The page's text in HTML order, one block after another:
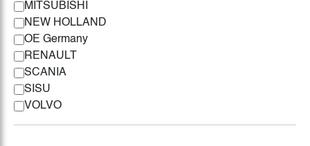
MITSUBISHI
NEW HOLLAND
OE Germany
RENAULT
SCANIA
SISU
VOLVO